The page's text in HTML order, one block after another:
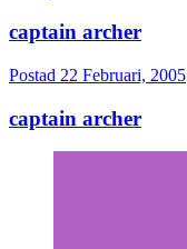
captain archer
Postad 22 Februari, 2005
captain archer